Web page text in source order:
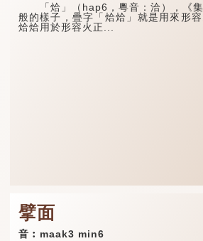
「烚」（hap6，粵音：洽），《集
般的樣子，疊字「烚烚」就是用來形
烚烚用於形容火正...
擘面
音︰maak3 min6